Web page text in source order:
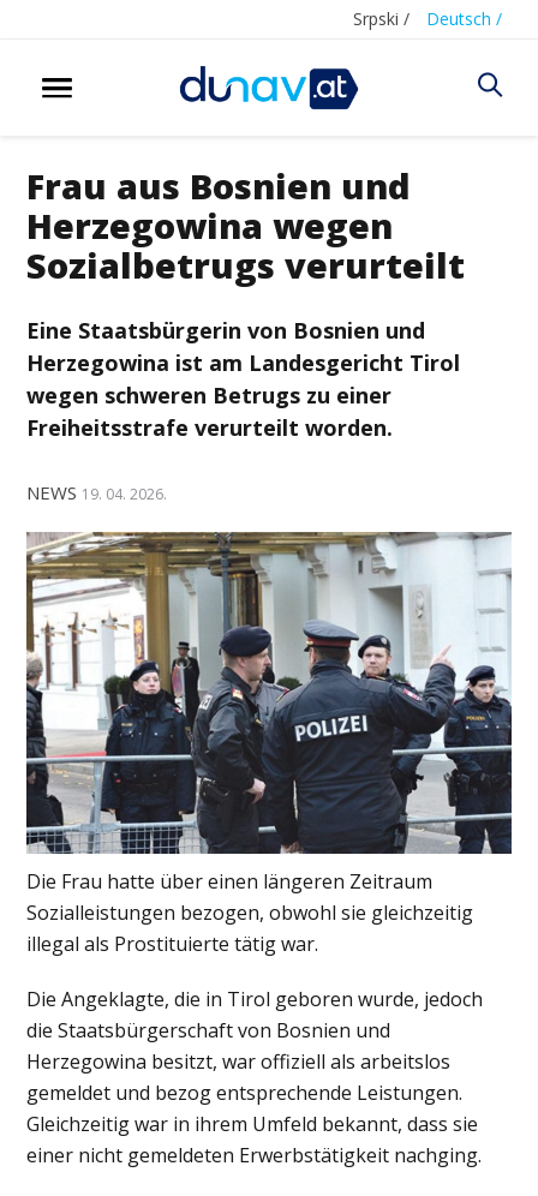
Srpski / Deutsch /
Frau aus Bosnien und
Herzegowina wegen
Sozialbetrugs verurteilt
Eine Staatsbürgerin von Bosnien und
Herzegowina ist am Landesgericht Tirol
wegen schweren Betrugs zu einer
Freiheitsstrafe verurteilt worden.
NEWS 19. 04. 2026.
Die Frau hatte über einen längeren Zeitraum
Sozialleistungen bezogen, obwohl sie gleichzeitig
illegal als Prostituierte tätig war.
Die Angeklagte, die in Tirol geboren wurde, jedoch
die Staatsbürgerschaft von Bosnien und
Herzegowina besitzt, war offiziell als arbeitslos
gemeldet und bezog entsprechende Leistungen.
Gleichzeitig war in ihrem Umfeld bekannt, dass sie
einer nicht gemeldeten Erwerbstätigkeit nachging.